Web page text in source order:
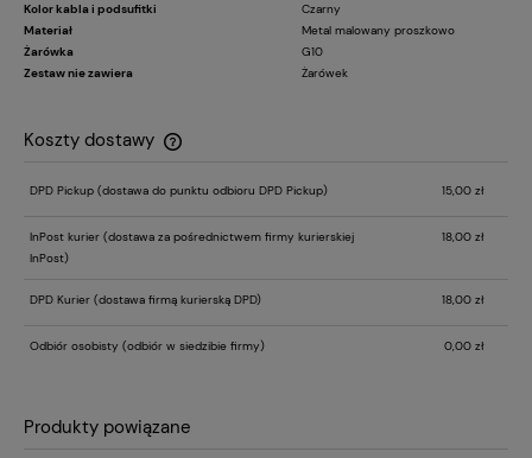
Kolor kabla i podsufitki
Czarny
Materiał
Metal malowany proszkowo
Żarówka
G10
Zestaw nie zawiera
Żarówek
Koszty dostawy
Cena nie zawiera ewentualnych kosztów płatności
DPD Pickup (dostawa do punktu odbioru DPD Pickup) 15,00 zł
InPost kurier (dostawa za pośrednictwem firmy kurierskiej
InPost)
18,00 zł
DPD Kurier (dostawa firmą kurierską DPD) 18,00 zł
Odbiór osobisty (odbiór w siedzibie firmy) 0,00 zł
Produkty powiązane